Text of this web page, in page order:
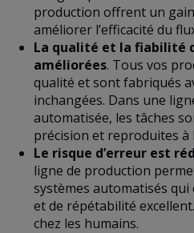
production offrent un gain
améliorer l’efficacité du
La qualité et la fiabilité
améliorées. Tous vos
qualité et sont fabriqués
inchangées. Dans une
automatisée, les tâches
précision et reproduites à
Le risque d’erreur est
ligne de production
systèmes automatisés
et de répétabilité
chez les humains.